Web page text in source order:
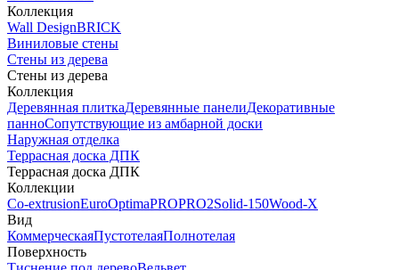
Коллекция
Wall DesignBRICK
Виниловые стены
Стены из дерева
Стены из дерева
Коллекция
Деревянная плиткаДеревянные панелиДекоративные
панноСопутствующие из амбарной доски
Наружная отделка
Террасная доска ДПК
Террасная доска ДПК
Коллекции
Co-extrusionEuroOptimaPROPRO2Solid-150Wood-X
Вид
КоммерческаяПустотелаяПолнотелая
Поверхность